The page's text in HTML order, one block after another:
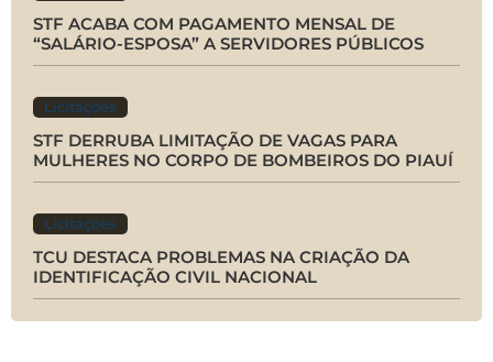
STF ACABA COM PAGAMENTO MENSAL DE
“SALÁRIO-ESPOSA” A SERVIDORES PÚBLICOS
Licitações
STF DERRUBA LIMITAÇÃO DE VAGAS PARA
MULHERES NO CORPO DE BOMBEIROS DO PIAUÍ
Licitações
TCU DESTACA PROBLEMAS NA CRIAÇÃO DA
IDENTIFICAÇÃO CIVIL NACIONAL